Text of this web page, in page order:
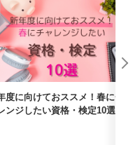
度に向けておススメ！春にチ
ンジしたい資格・検定10選